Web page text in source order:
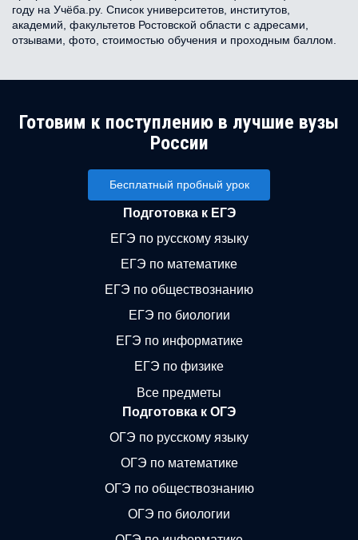
году на Учёба.ру. Список университетов, институтов,
академий, факультетов Ростовской области с адресами,
отзывами, фото, стоимостью обучения и проходным баллом.
Готовим к поступлению в лучшие вузы
России
Бесплатный пробный урок
Подготовка к ЕГЭ
ЕГЭ по русскому языку
ЕГЭ по математике
ЕГЭ по обществознанию
ЕГЭ по биологии
ЕГЭ по информатике
ЕГЭ по физике
Все предметы
Подготовка к ОГЭ
ОГЭ по русскому языку
ОГЭ по математике
ОГЭ по обществознанию
ОГЭ по биологии